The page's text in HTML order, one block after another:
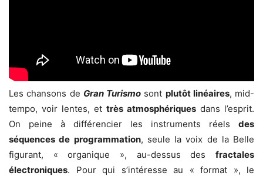
Les chansons de Gran Turismo sont plutôt linéaires, mid-
tempo, voir lentes, et très atmosphériquesdans l’esprit.
On peine à différencier les instruments réels des
séquences de programmation, seule la voix de la Belle
figurant, « organique », au-dessus des fractales
électroniques. Pour qui s’intéresse au « format », le